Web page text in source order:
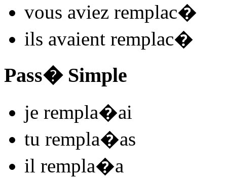
vous aviez remplac�
ils avaient remplac�
Pass� Simple
je rempla�ai
tu rempla�as
il rempla�a